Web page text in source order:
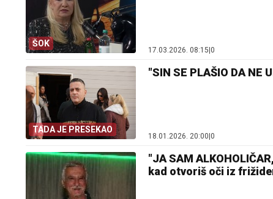
ŠOK
17.03.2026. 08:15 0
TADA JE PRESEKAO
"SIN SE PLAŠIO DA NE
18.01.2026. 20:00 0
"JA SAM
kad otvoriš oči iz